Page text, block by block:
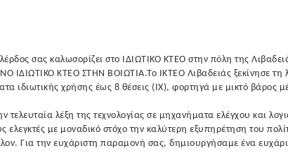
σας καλωσορίζει στο ΙΔΙΩΤΙΚΟ ΚΤΕΟ στην πόλη της
ΙΔΙΩΤΙΚΟ ΚΤΕΟ ΣΤΗΝ ΒΟΙΩΤΙΑ.Το ΙΚΤΕΟ Λιβαδειάς ξεκίνησε τη
ιδιωτικής χρήσης έως 8 θέσεις (ΙΧ), φορτηγά με μικτό βάρος
τελευταία λέξη της τεχνολογίας σε μηχανήματα ελέγχου και
ελεγκτές με μοναδικό στόχο την καλύτερη εξυπηρέτηση του
Για την ευχάριστη παραμονή σας, δημιουργήσαμε ένα